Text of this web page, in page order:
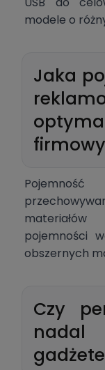
modele o
Jaka
pojemności
obszernych
Czy